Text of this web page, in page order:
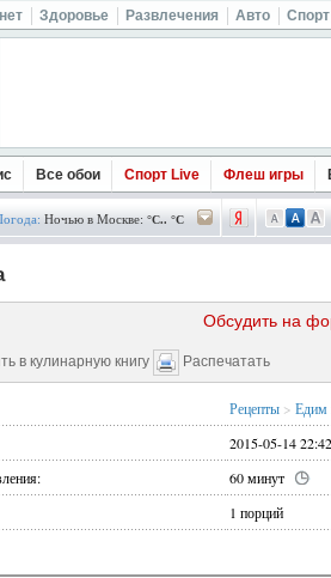
Здоровье Развлечения Авто Спорт
Все обои Спорт Live Флеш игры
Ночью в Москве: °C.. °C
Обсудить на
в кулинарную книгу Распечатать
Рецепты > Едим
2015-05-14
60 минут
1 порций